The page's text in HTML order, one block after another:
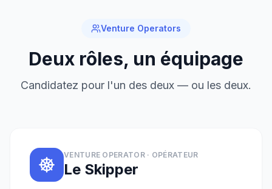
Venture Operators
Deux rôles, un équipage
Candidatez pour l'un des deux — ou les deux.
VENTURE OPERATOR · OPÉRATEUR
Le Skipper